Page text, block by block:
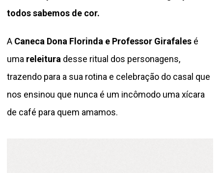
todos sabemos de cor.
A Caneca Dona Florinda e Professor Girafales é
uma releitura desse ritual dos personagens,
trazendo para a sua rotina e celebração do casal que
nos ensinou que nunca é um incômodo uma xícara
de café para quem amamos.